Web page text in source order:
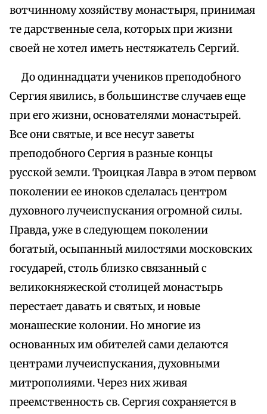
вотчинному хозяйству монастыря, принимая
те дарственные села, которых при жизни
своей не хотел иметь нестяжатель Сергий.
До одиннадцати учеников преподобного
Сергия явились, в большинстве случаев еще
при его жизни, основателями монастырей.
Все они святые, и все несут заветы
преподобного Сергия в разные концы
русской земли. Троицкая Лавра в этом первом
поколении ее иноков сделалась центром
духовного лучеиспускания огромной силы.
Правда, уже в следующем поколении
богатый, осыпанный милостями московских
государей, столь близко связанный с
великокняжеской столицей монастырь
перестает давать и святых, и новые
монашеские колонии. Но многие из
основанных им обителей сами делаются
центрами лучеиспускания, духовными
митрополиями. Через них живая
преемственность св. Сергия сохраняется в